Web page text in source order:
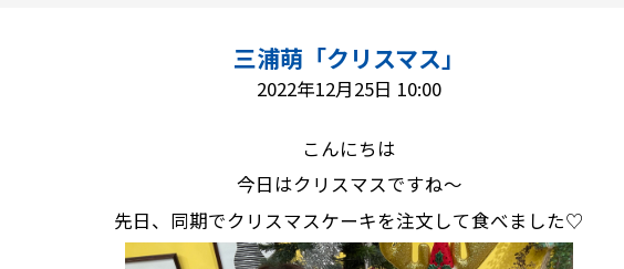
三浦萌「クリスマス」
2022年12月25日 10:00
こんにちは
今日はクリスマスですね～
先日、同期でクリスマスケーキを注文して食べました♡